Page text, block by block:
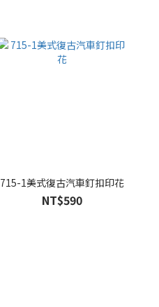
715-1美式復古汽車釘扣印花
NT$590